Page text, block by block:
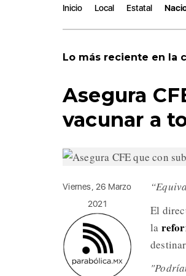
Inicio Local Estatal
Lo más reciente en la
Asegura
vacunar a
Viernes, 26 Marzo
2021
El
la